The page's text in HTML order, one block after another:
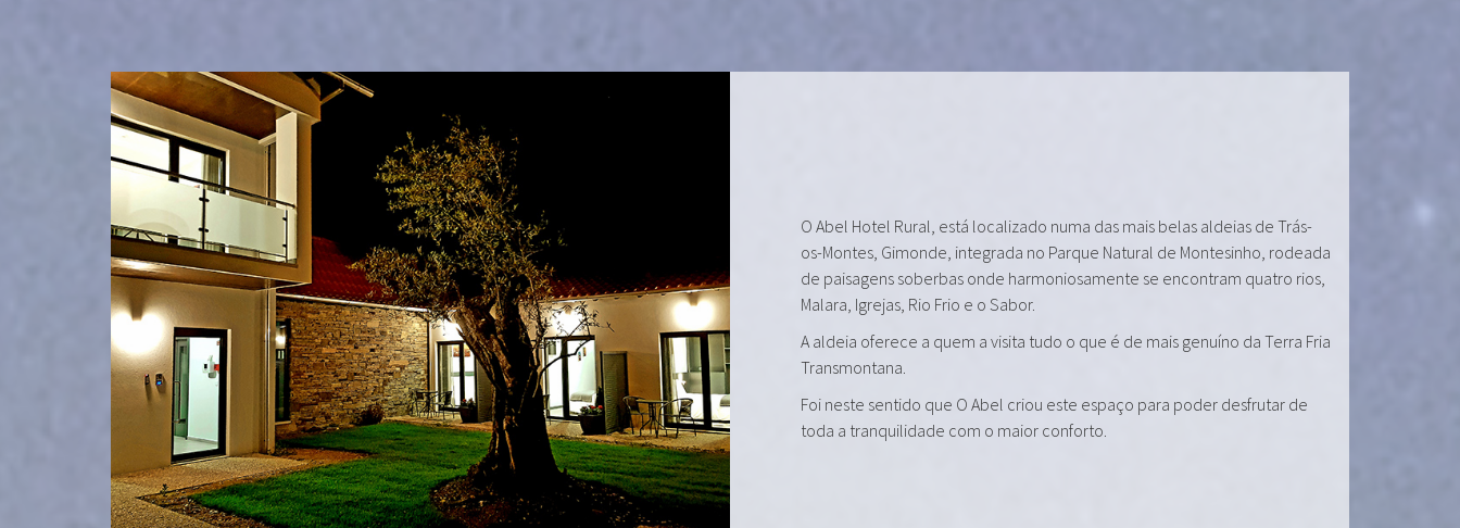
O Abel Hotel Rural, está localizado numa das mais belas aldeias de Trás-
os-Montes, Gimonde, integrada no Parque Natural de Montesinho, rodeada
de paisagens soberbas onde harmoniosamente se encontram quatro rios,
Malara, Igrejas, Rio Frio e o Sabor.
A aldeia oferece a quem a visita tudo o que é de mais genuíno da Terra Fria
Transmontana.
Foi neste sentido que O Abel criou este espaço para poder desfrutar de
toda a tranquilidade com o maior conforto.